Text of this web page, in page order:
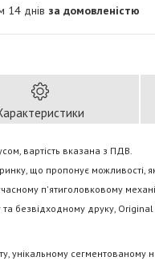
14 днів за домовленістю
вартість вказана з ПДВ.
що пропонує можливості,
п'ятиголовковому
та безвідходному друку,
унікальному сегментованому